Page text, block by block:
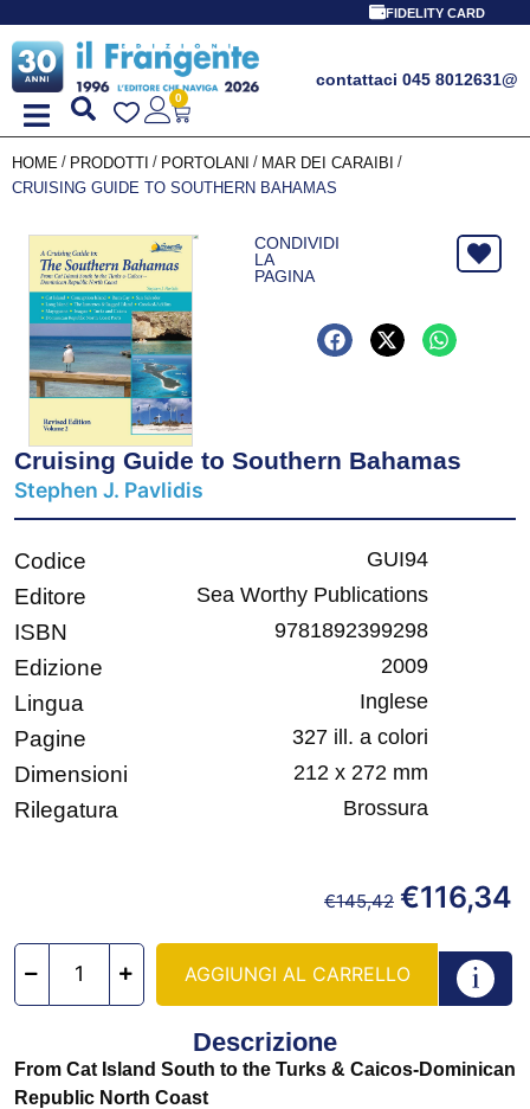
PROMO
FIDELITY CARD
contattaci 045 8012631@
0
HOME / PRODOTTI / PORTOLANI / MAR DEI CARAIBI /
CRUISING GUIDE TO SOUTHERN BAHAMAS
CONDIVIDI
LA
PAGINA
Cruising Guide to Southern Bahamas
Stephen J. Pavlidis
Codice GUI94
Editore Sea Worthy Publications
ISBN 9781892399298
Edizione 2009
Lingua Inglese
Pagine 327 ill. a colori
Dimensioni 212 x 272 mm
Rilegatura Brossura
€145,42 €116,34
AGGIUNGI AL CARRELLO
Descrizione
From Cat Island South to the Turks & Caicos-Dominican
Republic North Coast